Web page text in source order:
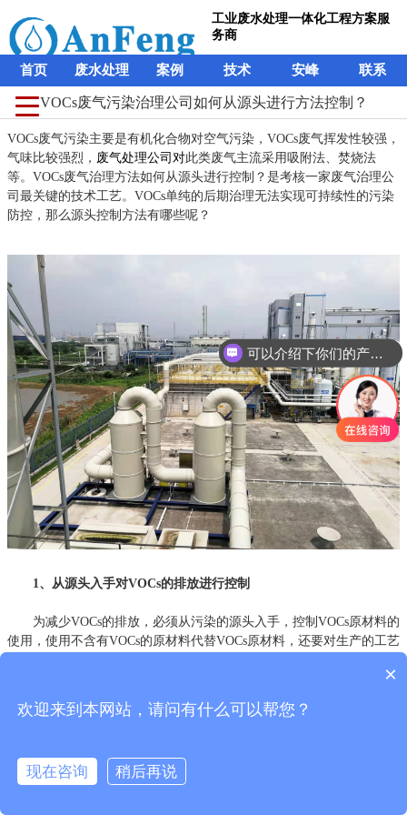
工业废水处理一体化工程方案服
务商
首页 废水处理 案例 技术 安峰 联系
VOCs废气污染治理公司如何从源头进行方法控制？
VOCs废气污染主要是有机化合物对空气污染，VOCs废气挥发性较强，
气味比较强烈， 废气处理公司 对此类废气主流采用吸附法、焚烧法
等。VOCs废气治理方法如何从源头进行控制？是考核一家废气治理公
司最关键的技术工艺。VOCs单纯的后期治理无法实现可持续性的污染
防控，那么源头控制方法有哪些呢？
1、从源头入手对VOCs的排放进行控制
为减少VOCs的排放，必须从污染的源头入手，控制VOCs原材料的
使用，使用不含有VOCs的原材料代替VOCs原材料，还要对生产的工艺
过程中的管理，预防在储存、材料运送转移、产品包装以及器具清洗
等过程当中损耗原材料，节约生产的成本并且减少了对环境污染，针
对石化企业以及化工企业要进行定期的泄露检查与维护，预防管道和
不仅可以减少VOCs的排放，还降低了原料的损耗，大大提高了产品的
品质。
可以介绍下你们的产品么？
×
欢迎来到本网站，请问有什么可以帮您？
现在咨询 稍后再说